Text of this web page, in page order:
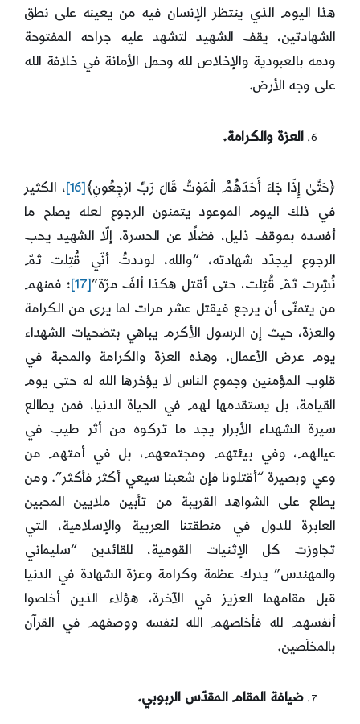
هذا اليوم الذي ينتظر الإنسان فيه من يعينه على نطق
الشهادتين، يقف الشهيد لتشهد عليه جراحه المفتوحة
ودمه بالعبودية والإخلاص لله وحمل الأمانة في خلافة الله
على وجه الأرض.
العزة والكرامة.
﴿حَتَّىٰ إِذَا جَاءَ أَحَدَهُمُ الْمَوْتُ قَالَ رَبِّ ارْجِعُونِ﴾[16]
، الكثير
في ذلك اليوم الموعود يتمنون الرجوع لعله يصلح ما
أفسده بموقف ذليل، فضلًا عن الحسرة، إلّا الشهيد يحب
الرجوع ليجدّد شهادته، “والله، لوددتُ أنّي قُتِلت ثمّ
نُشِرت ثمّ قُتِلت، حتى أقتل هكذا ألفَ مرّة”[17]
؛ فمنهم
من يتمنّى أن يرجع فيقتل عشر مرات لما يرى من الكرامة
والعزة، حيث إن الرسول الأكرم يباهي بتضحيات الشهداء
يوم عرض الأعمال. وهذه العزة والكرامة والمحبة في
قلوب المؤمنين وجموع الناس لا يؤخرها الله له حتى يوم
القيامة، بل يستقدمها لهم في الحياة الدنيا، فمن يطالع
سيرة الشهداء الأبرار يجد ما تركوه من أثر طيب في
عيالهم، وفي بيئتهم ومجتمعهم، بل في أمتهم من
وعي وبصيرة “أقتلونا فإن شعبنا سيعي أكثر فأكثر”. ومن
يطلع على الشواهد القريبة من تأبين ملايين المحبين
العابرة للدول في منطقتنا العربية والإسلامية، التي
تجاوزت كل الإثنيات القومية، للقائدين “سليماني
والمهندس” يدرك عظمة وكرامة وعزة الشهادة في الدنيا
قبل مقامهما العزيز في الآخرة، هؤلاء الذين أخلصوا
أنفسهم لله فأخلصهم الله لنفسه ووصفهم في القرآن
بالمخلَصين.
ضيافة المقام المقدّس الربوبي.